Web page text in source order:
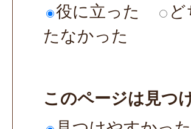
役に立った
たなかった
このページは見つ